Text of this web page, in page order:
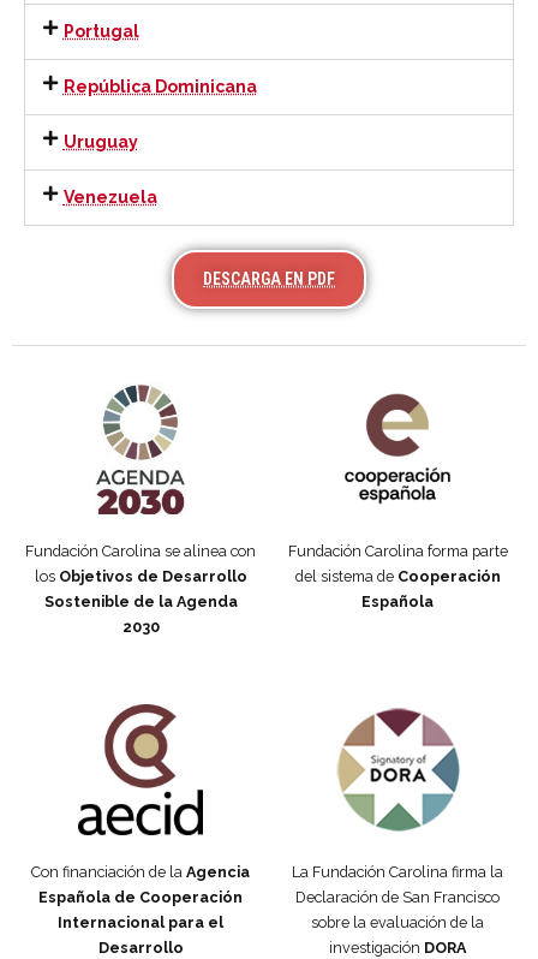
Portugal
República Dominicana
Uruguay
Venezuela
DESCARGA EN PDF
Fundación Carolina se alinea con
los Objetivos de Desarrollo
Sostenible de la Agenda
2030
Fundación Carolina forma parte
del sistema de Cooperación
Española
Con financiación de la Agencia
Española de Cooperación
Internacional para el
Desarrollo
La Fundación Carolina firma la
Declaración de San Francisco
sobre la evaluación de la
investigación DORA